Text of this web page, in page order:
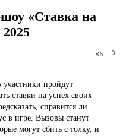
«Ставка на
0
86
пройдут
ставки на успех своих
справится ли
в игре. Вызовы станут
могут сбить с толку, и